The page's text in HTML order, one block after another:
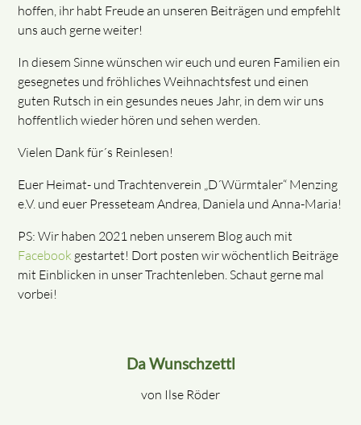
hoffen, ihr habt Freude an unseren Beiträgen und empfehlt
uns auch gerne weiter!
In diesem Sinne wünschen wir euch und euren Familien ein
gesegnetes und fröhliches Weihnachtsfest und einen
guten Rutsch in ein gesundes neues Jahr, in dem wir uns
hoffentlich wieder hören und sehen werden.
Vielen Dank für´s Reinlesen!
Euer Heimat- und Trachtenverein „D´Würmtaler“ Menzing
e.V. und euer Presseteam Andrea, Daniela und Anna-Maria!
PS: Wir haben 2021 neben unserem Blog auch mit
Facebook gestartet! Dort posten wir wöchentlich Beiträge
mit Einblicken in unser Trachtenleben. Schaut gerne mal
vorbei!
Da Wunschzettl
von Ilse Röder